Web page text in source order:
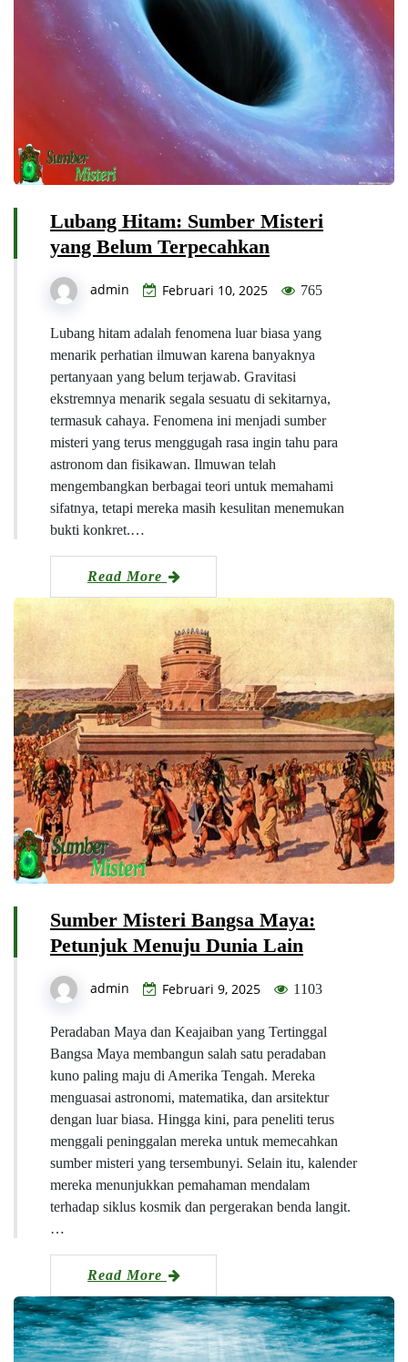
Lubang Hitam: Sumber Misteri
yang Belum Terpecahkan
admin Februari 10, 2025 765
Lubang hitam adalah fenomena luar biasa yang
menarik perhatian ilmuwan karena banyaknya
pertanyaan yang belum terjawab. Gravitasi
ekstremnya menarik segala sesuatu di sekitarnya,
termasuk cahaya. Fenomena ini menjadi sumber
misteri yang terus menggugah rasa ingin tahu para
astronom dan fisikawan. Ilmuwan telah
mengembangkan berbagai teori untuk memahami
sifatnya, tetapi mereka masih kesulitan menemukan
bukti konkret.…
Read More
Sumber Misteri Bangsa Maya:
Petunjuk Menuju Dunia Lain
admin Februari 9, 2025 1103
Peradaban Maya dan Keajaiban yang Tertinggal
Bangsa Maya membangun salah satu peradaban
kuno paling maju di Amerika Tengah. Mereka
menguasai astronomi, matematika, dan arsitektur
dengan luar biasa. Hingga kini, para peneliti terus
menggali peninggalan mereka untuk memecahkan
sumber misteri yang tersembunyi. Selain itu, kalender
mereka menunjukkan pemahaman mendalam
terhadap siklus kosmik dan pergerakan benda langit.
…
Read More